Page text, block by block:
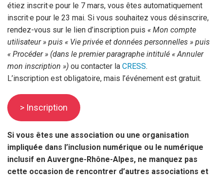
étiez inscrit·e pour le 7 mars, vous êtes automatiquement
inscrit·e pour le 23 mai. Si vous souhaitez vous désinscrire,
rendez-vous sur le lien d’inscription puis « Mon compte
utilisateur » puis « Vie privée et données personnelles » puis
« Procéder » (dans le premier paragraphe intitulé « Annuler
mon inscription ») ou contacter la CRESS.
L’inscription est obligatoire, mais l’événement est gratuit.
> Inscription
Si vous êtes une association ou une organisation
impliquée dans l’inclusion numérique ou le numérique
inclusif en Auvergne-Rhône-Alpes, ne manquez pas
cette occasion de rencontrer d’autres associations et